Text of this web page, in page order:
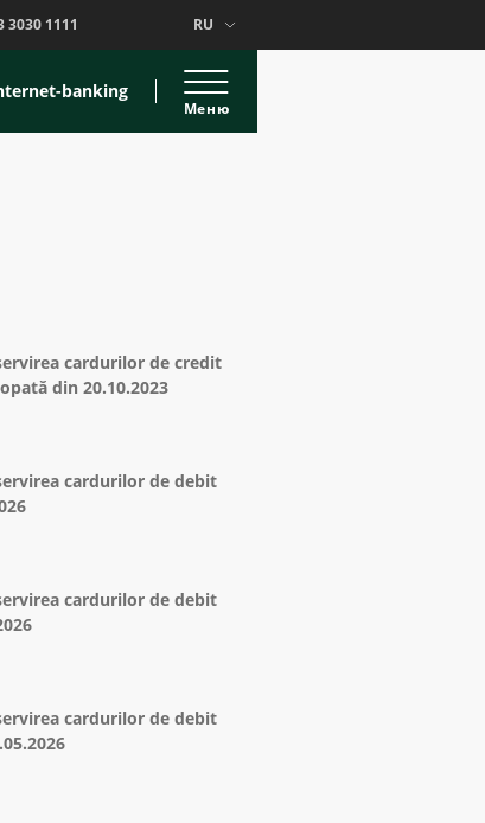
3030 1111 RU
banking
Меню
cardurilor de credit
din 20.10.2023
cardurilor de debit
cardurilor de debit
cardurilor de debit